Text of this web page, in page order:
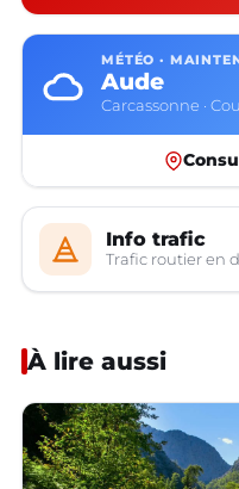
MÉTÉO ·
Aude
Carcassonne ·
Info trafic
Trafic routier en
À lire aussi